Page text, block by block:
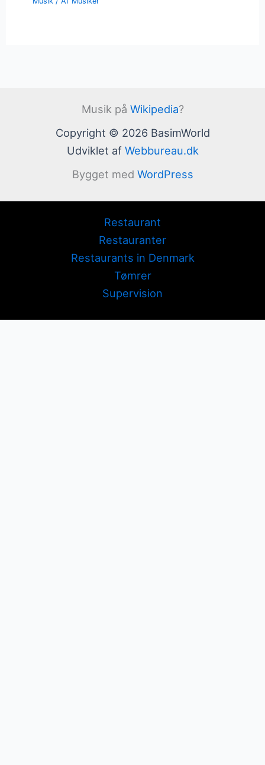
Musik på Wikipedia?
Copyright © 2026 BasimWorld
Udviklet af Webbureau.dk
Bygget med WordPress
Restaurant
Restauranter
Restaurants in Denmark
Tømrer
Supervision